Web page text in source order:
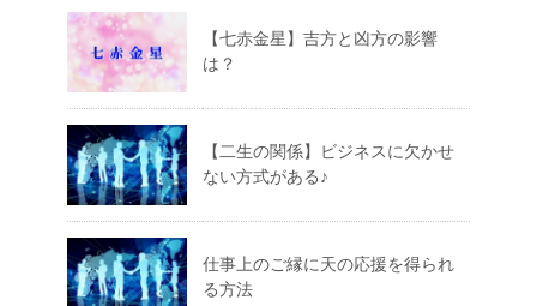
【七赤金星】吉方と凶方の影響
は？
【二生の関係】ビジネスに欠かせ
ない方式がある♪
仕事上のご縁に天の応援を得られ
る方法